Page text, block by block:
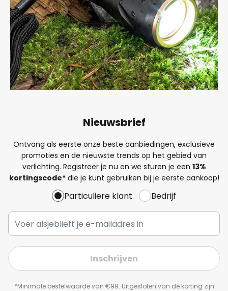
Nieuwsbrief
Ontvang als eerste onze beste aanbiedingen, exclusieve
promoties en de nieuwste trends op het gebied van
verlichting. Registreer je nu en we sturen je een 13%
kortingscode*die je kunt gebruiken bij je eerste aankoop!
Particuliere klant Bedrijf
Inschrijven
*Minimale bestelwaarde van €99. Uitgesloten van de korting zijn